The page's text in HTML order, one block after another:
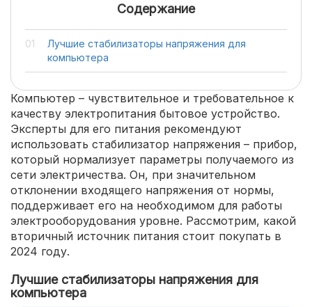
Содержание
Лучшие стабилизаторы напряжения для
компьютера
Компьютер – чувствительное и требовательное к
качеству электропитания бытовое устройство.
Эксперты для его питания рекомендуют
использовать стабилизатор напряжения – прибор,
который нормализует параметры получаемого из
сети электричества. Он, при значительном
отклонении входящего напряжения от нормы,
поддерживает его на необходимом для работы
электрооборудования уровне. Рассмотрим, какой
вторичный источник питания стоит покупать в
2024 году.
Лучшие стабилизаторы напряжения для
компьютера